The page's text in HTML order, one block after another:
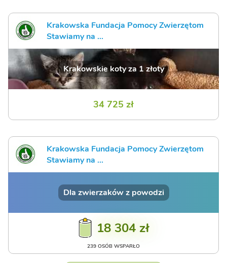
Krakowska Fundacja Pomocy Zwierzętom
Stawiamy na ...
Krakowskie koty za 1 złoty
34 725 zł
Krakowska Fundacja Pomocy Zwierzętom
Stawiamy na ...
Dla zwierzaków z powodzi
18 304 zł
239 OSÓB WSPARŁO